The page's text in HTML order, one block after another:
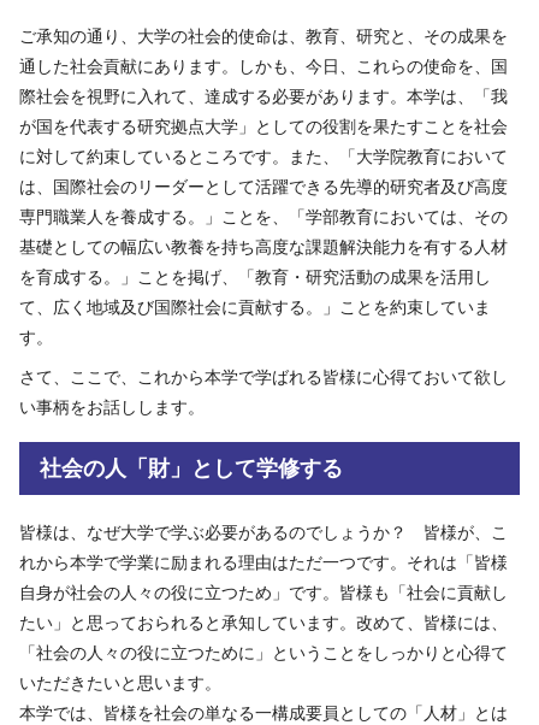
ご承知の通り、大学の社会的使命は、教育、研究と、その成果を
通した社会貢献にあります。しかも、今日、これらの使命を、国
際社会を視野に入れて、達成する必要があります。本学は、「我
が国を代表する研究拠点大学」としての役割を果たすことを社会
に対して約束しているところです。また、「大学院教育において
は、国際社会のリーダーとして活躍できる先導的研究者及び高度
専門職業人を養成する。」ことを、「学部教育においては、その
基礎としての幅広い教養を持ち高度な課題解決能力を有する人材
を育成する。」ことを掲げ、「教育・研究活動の成果を活用し
て、広く地域及び国際社会に貢献する。」ことを約束していま
す。
さて、ここで、これから本学で学ばれる皆様に心得ておいて欲し
い事柄をお話しします。
社会の人「財」として学修する
皆様は、なぜ大学で学ぶ必要があるのでしょうか？ 皆様が、こ
れから本学で学業に励まれる理由はただ一つです。それは「皆様
自身が社会の人々の役に立つため」です。皆様も「社会に貢献し
たい」と思っておられると承知しています。改めて、皆様には、
「社会の人々の役に立つために」ということをしっかりと心得て
いただきたいと思います。
本学では、皆様を社会の単なる一構成要員としての「人材」とは